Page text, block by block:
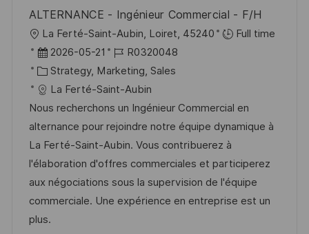
h
u
n
g
r
ö
f
f
e
n
t
l
i
c
h
u
ALTERNANCE - Ingénieur Commercial - F/H
O
r
t
La Ferté-Saint-Aubin, Loiret, 45240
Full time
D
a
t
u
m
d
e
r
V
e
2026-05-21
J
o
b
-
I
D
R0320048
K
a
t
e
g
o
r
i
e
Strategy, Marketing, Sales
La Ferté-Saint-Aubin
Nous recherchons un Ingénieur Commercial en
alternance pour rejoindre notre équipe dynamique à
La Ferté-Saint-Aubin. Vous contribuerez à
l'élaboration d'offres commerciales et participerez
aux négociations sous la supervision de l'équipe
commerciale. Une expérience en entreprise est un
plus.